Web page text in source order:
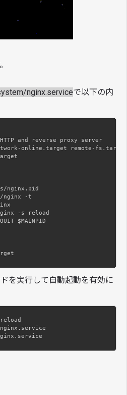
nginx.serviceで以下の内
and reverse proxy server
online.target remote-
nginx.pid
nginx -t
-s reload
$MAINPID
を実行して自動起動を有効に